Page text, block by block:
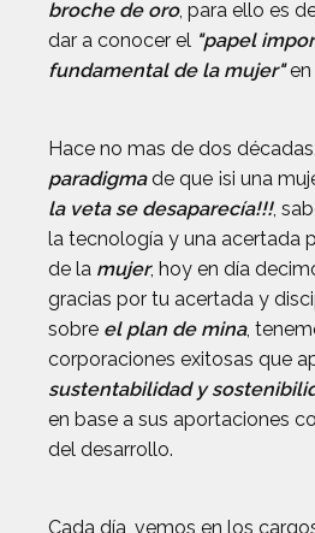
broche de oro, para ello es
dar a conocer el "papel
fundamental de la mujer"en
Hace no mas de dos
paradigmade que ¡si una
la veta se desaparecía!!!,
la tecnología y una acertada
de la mujer, hoy en día
gracias por tu acertada y
sobre el plan de mina,
corporaciones exitosas que
sustentabilidad y
en base a sus aportaciones
del desarrollo.
Cada día, vemos en los